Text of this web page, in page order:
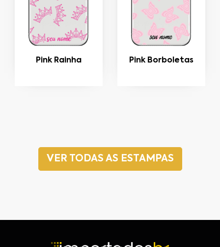
Pink Rainha Pink Borboletas
VER TODAS AS ESTAMPAS